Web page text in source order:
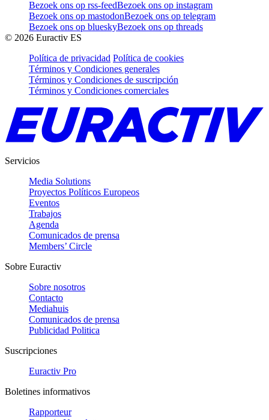
Bezoek ons op rss-feedBezoek ons op instagram
Bezoek ons op mastodonBezoek ons op telegram
Bezoek ons op blueskyBezoek ons op threads
© 2026 Euractiv ES
Política de privacidad Política de cookies
Términos y Condiciones generales
Términos y Condiciones de suscripción
Términos y Condiciones comerciales
Servicios
Media Solutions
Proyectos Políticos Europeos
Eventos
Trabajos
Agenda
Comunicados de prensa
Members’ Circle
Sobre Euractiv
Sobre nosotros
Contacto
Mediahuis
Comunicados de prensa
Publicidad Politica
Suscripciones
Euractiv Pro
Boletines informativos
Rapporteur